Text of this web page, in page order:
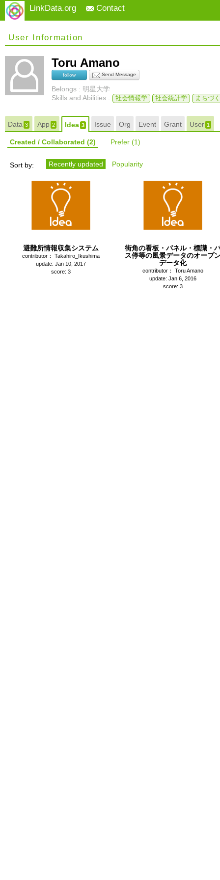
LinkData.org Contact
User Information
Toru Amano
follow Send Message
Belongs : 明星大学
Skills and Abilities :
社会情報学 社会統計学 まちづ
Data3 App2 Idea3 Issue Org Event Grant User 1
Created / Collaborated (2) Prefer (1)
Sort by: Recently updated Popularity
避難所情報収集システム
contributor： Takahiro_Ikushima
update: Jan 10, 2017
score: 3
街角の看板・パネル・標識・
ス停等の風景データのオープ
データ化
contributor： Toru Amano
update: Jan 6, 2016
score: 3